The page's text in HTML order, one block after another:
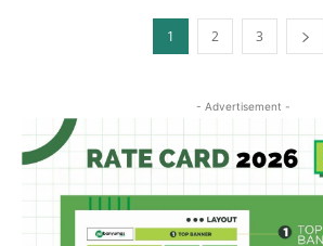
1 2 3
- Advertisement -